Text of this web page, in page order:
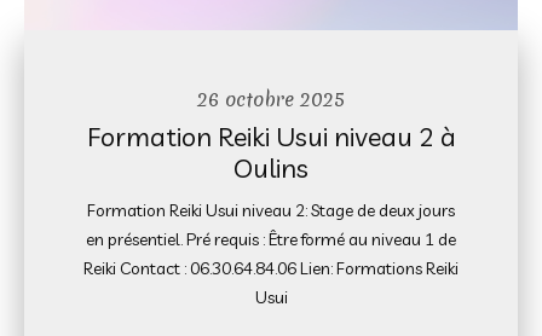
26 octobre 2025
Formation Reiki Usui niveau 2 à
Oulins
Formation Reiki Usui niveau 2: Stage de deux jours
en présentiel. Pré requis : Être formé au niveau 1 de
Reiki Contact : 06.30.64.84.06 Lien: Formations Reiki
Usui